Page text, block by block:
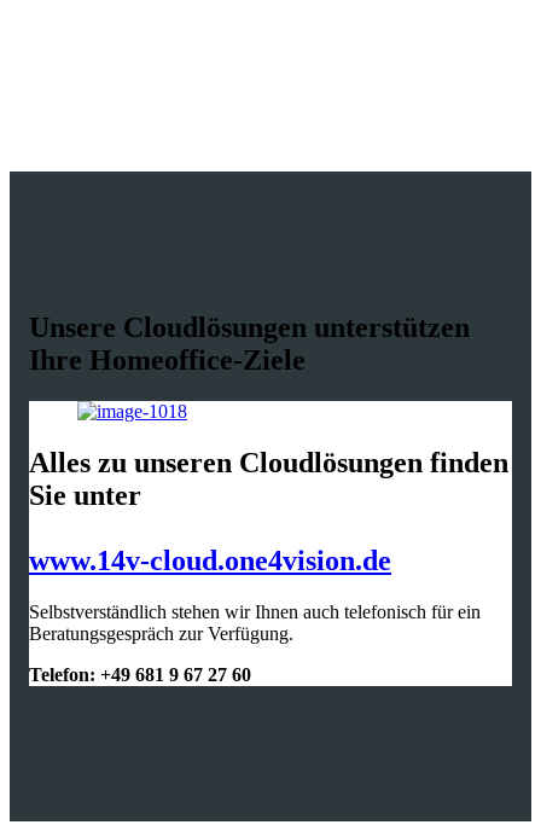
Unsere Cloudlösungen unterstützen
Ihre Homeoffice-Ziele
Alles zu unseren Cloudlösungen finden
Sie unter
www.14v-cloud.one4vision.de
Selbstverständlich stehen wir Ihnen auch telefonisch für ein
Beratungsgespräch zur Verfügung.
Telefon: +49 681 9 67 27 60